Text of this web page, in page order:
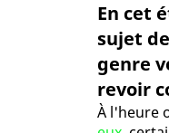
En cet
sujet
genre
revoir
À l'heure